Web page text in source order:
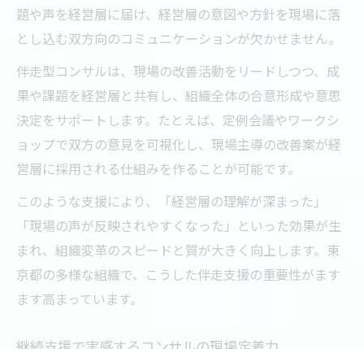
題や声を経営層に届け、経営層の意図や方針を現場に落
とし込む双方向のコミュニケーションが欠かせません。
伴走型コンサルは、現場の改善活動をリードしつつ、成
果や課題を経営層と共有し、組織全体の合意形成や意思
決定をサポートします。たとえば、定例会議やワークシ
ョップで双方の意見を可視化し、現場主導の改善案が経
営層に採用される仕組みを作ることが可能です。
このような支援により、「経営層の理解が深まった」
「現場の声が反映されやすくなった」といった効果が生
まれ、組織変革のスピードと質が大きく向上します。東
京都の多様な組織で、こうした伴走支援の重要性がます
ます高まっています。